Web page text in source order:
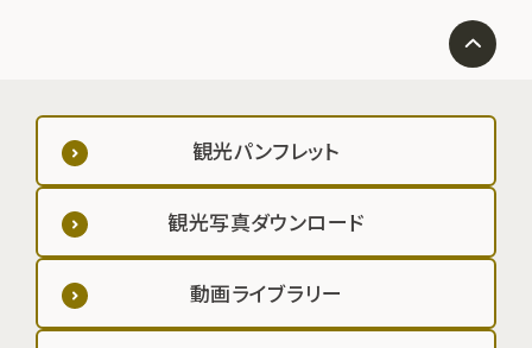
観光パンフレット
観光写真ダウンロード
動画ライブラリー